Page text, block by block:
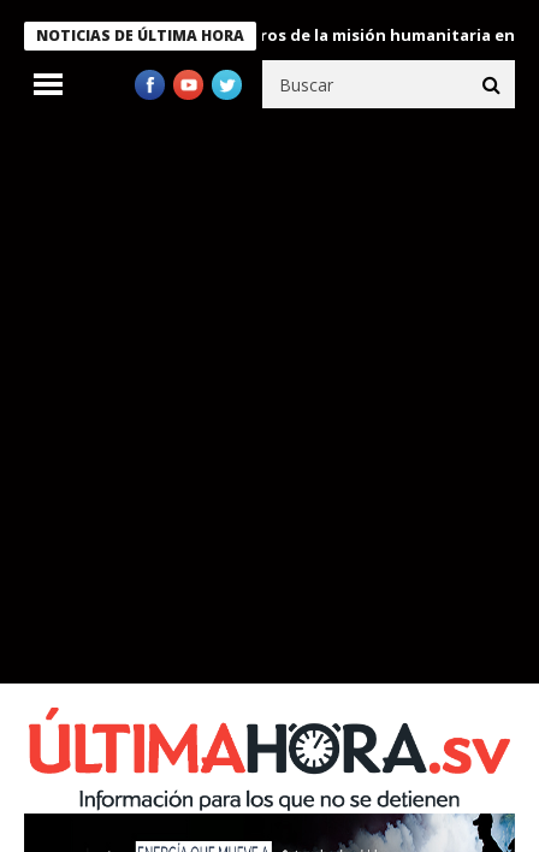
NOTICIAS DE ÚLTIMA HORA
condecora a miembros de la misión humanitaria enviada a